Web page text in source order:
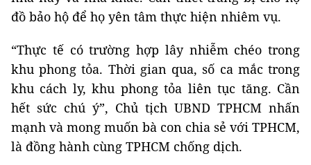
đồ bảo hộ để họ yên tâm thực hiện nhiêm vụ.
“Thực tế có trường hợp lây nhiễm chéo trong
khu phong tỏa. Thời gian qua, số ca mắc trong
khu cách ly, khu phong tỏa liên tục tăng. Cần
hết sức chú ý”, Chủ tịch UBND TPHCM nhấn
mạnh và mong muốn bà con chia sẻ với TPHCM,
là đồng hành cùng TPHCM chống dịch.